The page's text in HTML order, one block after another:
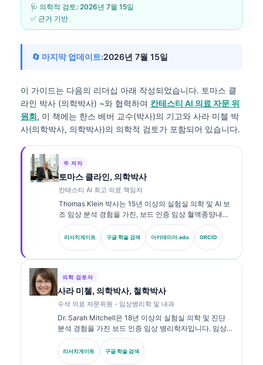
🩺 의학적 검토: 2026년 7월 15일
✅ 근거 기반
🔄 마지막 업데이트:2026년 7월 15일
이 가이드는 다음의 리더십 아래 작성되었습니다. 토마스 클
라인 박사 (의학박사) ~와 협력하여 칸테스티 AI 의료 자문 위
원회, 이 책에는 한스 베버 교수(박사)의 기고와 사라 미첼 박
사(의학박사, 의학박사)의 의학적 검토가 포함되어 있습니다.
주 저자
토마스 클라인, 의학박사
칸테스티 AI 최고 의료 책임자
Thomas Klein 박사는 15년 이상의 실험실 의학 및 AI 보
조 임상 분석 경험을 가진, 보드 인증 임상 혈액종양내과
전문의이자 내과 전문의입니다. Kantesti AI의 최고 의료
책임자(CMO)로서 그는 독자적 신경망의 의학적 정확성
에 대한 임상적 감독을 제공합니다. Klein 박사는 생체표
리서치게이트 구글 학술 검색 아카데미아.edu ORCID
의학 검토자
사라 미첼, 의학박사, 철학박사
수석 의료 자문위원 - 임상병리학 및 내과
Dr. Sarah Mitchell은 18년 이상의 실험실 의학 및 진단
분석 경험을 가진 보드 인증 임상 병리학자입니다. 임상
화학 분야의 전문 자격을 보유하고 있으며, 임상 실무에서
바이오마커 패널과 실험실 분석에 대해 광범위하게 출판
해 왔습니다.
리서치게이트 구글 학술 검색